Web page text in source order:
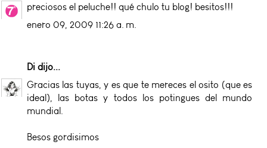
preciosos el peluche!! qué chulo tu blog! besitos!!!
enero 09, 2009 11:26 a. m.
Di dijo...
Gracias las tuyas, y es que te mereces el osito (que es
ideal), las botas y todos los potingues del mundo
mundial.
Besos gordisimos